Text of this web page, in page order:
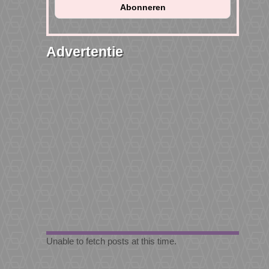
Advertentie
Unable to fetch posts at this time.